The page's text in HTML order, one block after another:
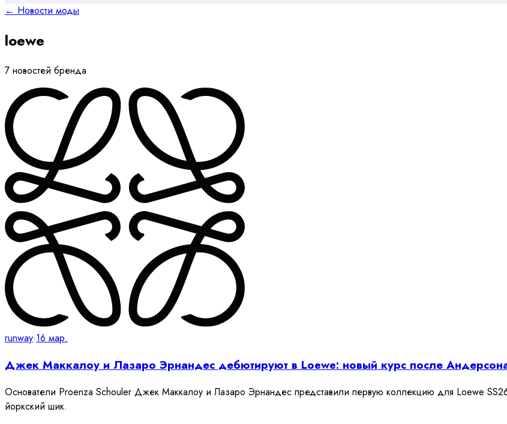
← Новости моды
loewe
7 новостей бренда
runway·16 мар.
Джек Маккалоу и Лазаро Эрнандес дебютируют в Loewe: новый курс после
Основатели Proenza Schouler Джек Маккалоу и Лазаро Эрнандес представили первую коллекцию для Loewe
йоркский шик.